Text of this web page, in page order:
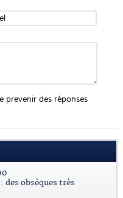
prevenir des réponses
des obsèques très